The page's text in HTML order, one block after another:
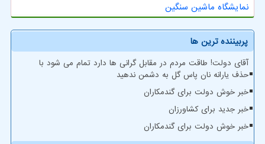
نمایشگاه ماشین سنگین
پربیننده ترین ها
آقای دولت! طاقت مردم در مقابل گرانی ها دارد تمام می شود با
حذف یارانه نان پاس گل به دشمن ندهید
خبر خوش دولت برای گندمکاران
خبر جدید برای کشاورزان
خبر خوش دولت برای گندمکاران